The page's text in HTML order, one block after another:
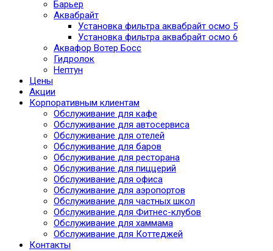
Барьер
Аквабрайт
Установка фильтра аквабрайт осмо 5
Установка фильтра аквабрайт осмо 6
Аквафор Вотер Босс
Гидролок
Нептун
Цены
Акции
Корпоративным клиентам
Обслуживание для кафе
Обслуживание для автосервиса
Обслуживание для отелей
Обслуживание для баров
Обслуживание для ресторана
Обслуживание для пиццерий
Обслуживание для офиса
Обслуживание для аэропортов
Обслуживание для частных школ
Обслуживание для Фитнес-клубов
Обслуживание для хаммама
Обслуживание для Коттеджей
Контакты